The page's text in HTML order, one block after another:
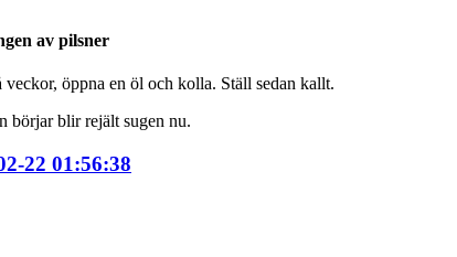
av pilsner
öppna en öl och kolla. Ställ sedan kallt.
börjar blir rejält sugen nu.
22 01:56:38